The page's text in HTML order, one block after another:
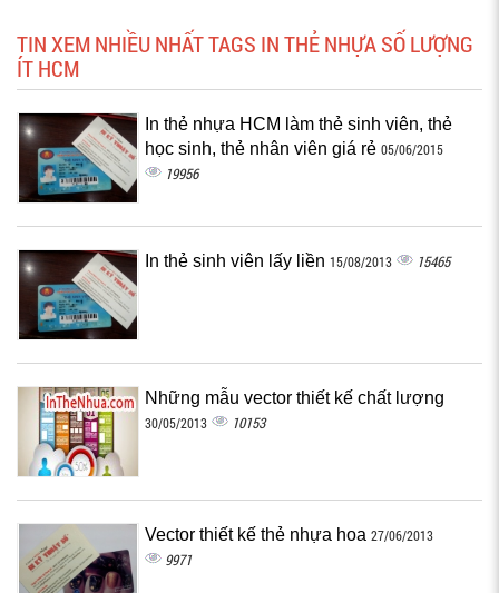
TIN XEM NHIỀU NHẤT TAGS IN THẺ NHỰA SỐ LƯỢNG
ÍT HCM
In thẻ nhựa HCM làm thẻ sinh viên, thẻ
học sinh, thẻ nhân viên giá rẻ 05/06/2015
19956
In thẻ sinh viên lấy liền 15/08/2013 15465
Những mẫu vector thiết kế chất lượng
30/05/2013 10153
Vector thiết kế thẻ nhựa hoa 27/06/2013
9971